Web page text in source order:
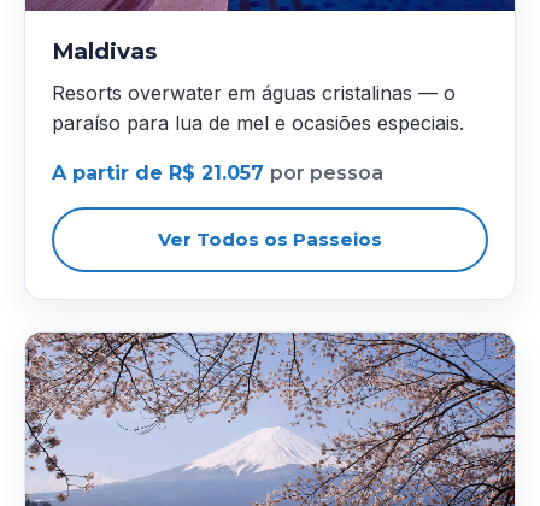
Maldivas
Resorts overwater em águas cristalinas — o
paraíso para lua de mel e ocasiões especiais.
A partir de R$ 21.057 por pessoa
Ver Todos os Passeios